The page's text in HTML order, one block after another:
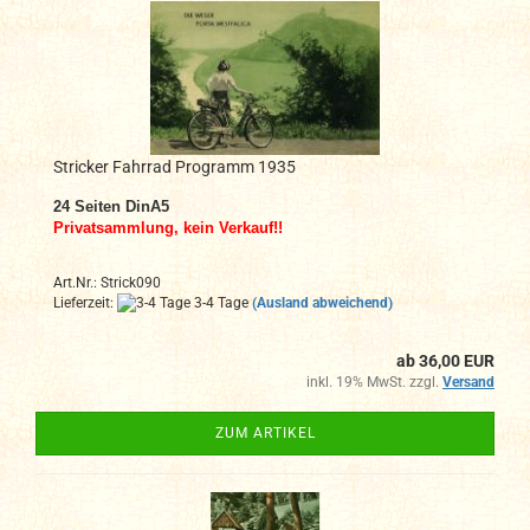
Stricker Fahrrad Programm 1935
24 Seiten DinA5
Privatsammlung, kein Verkauf!!
Art.Nr.: Strick090
Lieferzeit:
3-4 Tage (Ausland abweichend)
ab 36,00 EUR
inkl. 19% MwSt. zzgl. Versand
ZUM ARTIKEL